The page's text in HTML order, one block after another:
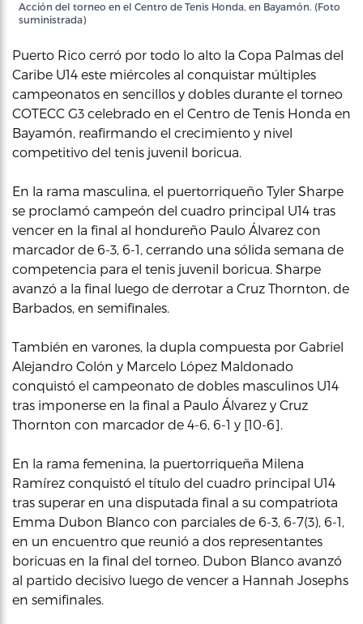
Acción del torneo en el Centro de Tenis Honda, en Bayamón. (Foto
suministrada)
Puerto Rico cerró por todo lo alto la Copa Palmas del
Caribe U14 este miércoles al conquistar múltiples
campeonatos en sencillos y dobles durante el torneo
COTECC G3 celebrado en el Centro de Tenis Honda en
Bayamón, reafirmando el crecimiento y nivel
competitivo del tenis juvenil boricua.
En la rama masculina, el puertorriqueño Tyler Sharpe
se proclamó campeón del cuadro principal U14 tras
vencer en la final al hondureño Paulo Álvarez con
marcador de 6-3, 6-1, cerrando una sólida semana de
competencia para el tenis juvenil boricua. Sharpe
avanzó a la final luego de derrotar a Cruz Thornton, de
Barbados, en semifinales.
También en varones, la dupla compuesta por Gabriel
Alejandro Colón y Marcelo López Maldonado
conquistó el campeonato de dobles masculinos U14
tras imponerse en la final a Paulo Álvarez y Cruz
Thornton con marcador de 4-6, 6-1 y [10-6].
En la rama femenina, la puertorriqueña Milena
Ramírez conquistó el título del cuadro principal U14
tras superar en una disputada final a su compatriota
Emma Dubon Blanco con parciales de 6-3, 6-7(3), 6-1,
en un encuentro que reunió a dos representantes
boricuas en la final del torneo. Dubon Blanco avanzó
al partido decisivo luego de vencer a Hannah Josephs
en semifinales.